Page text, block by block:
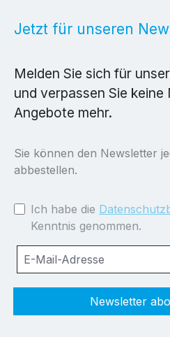
Jetzt für unseren
Melden Sie sich für
und verpassen Sie
Angebote mehr.
Sie können den Newsletter
abbestellen.
Ich habe die
Kenntnis genommen.
Newsletter